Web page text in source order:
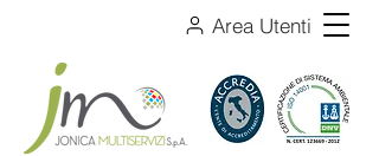
Area Utenti